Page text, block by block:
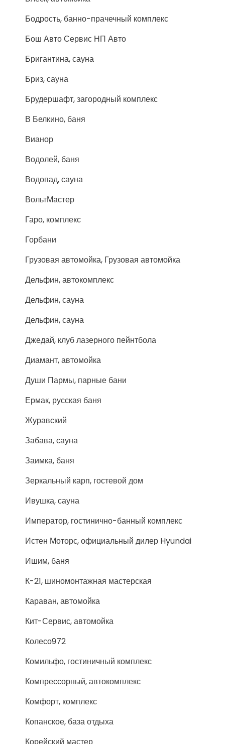
Бодрость, банно-прачечный комплекс
Бош Авто Сервис НП Авто
Бригантина, сауна
Бриз, сауна
Брудершафт, загородный комплекс
В Белкино, баня
Вианор
Водолей, баня
Водопад, сауна
ВольтМастер
Гаро, комплекс
Горбани
Грузовая автомойка, Грузовая автомойка
Дельфин, автокомплекс
Дельфин, сауна
Дельфин, сауна
Джедай, клуб лазерного пейнтбола
Диамант, автомойка
Души Пармы, парные бани
Ермак, русская баня
Журавский
Забава, сауна
Заимка, баня
Зеркальный карп, гостевой дом
Ивушка, сауна
Император, гостинично-банный комплекс
Истен Моторс, официальный дилер Hyundai
Ишим, баня
К-21, шиномонтажная мастерская
Караван, автомойка
Кит-Сервис, автомойка
Колесо972
Комильфо, гостиничный комплекс
Компрессорный, автокомплекс
Комфорт, комплекс
Копанское, база отдыха